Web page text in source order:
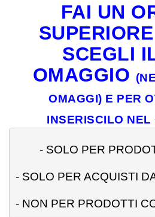
FAI UN
SCEGLI
OMAGGIO
OMAGGI) E PER
INSERISCILO
- SOLO PER
- SOLO PER ACQUISTI
- NON PER PRODOTTI